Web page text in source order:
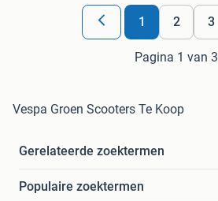
1 2 3
Pagina 1 van 3
Vespa Groen Scooters Te Koop
Gerelateerde zoektermen
Populaire zoektermen